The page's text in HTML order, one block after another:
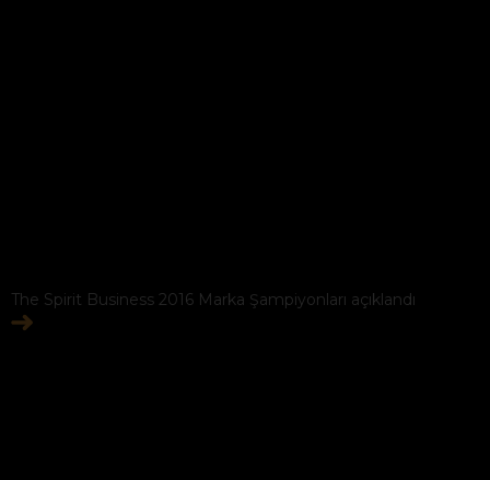
The Spirit Business 2016 Marka Şampiyonları açıklandı